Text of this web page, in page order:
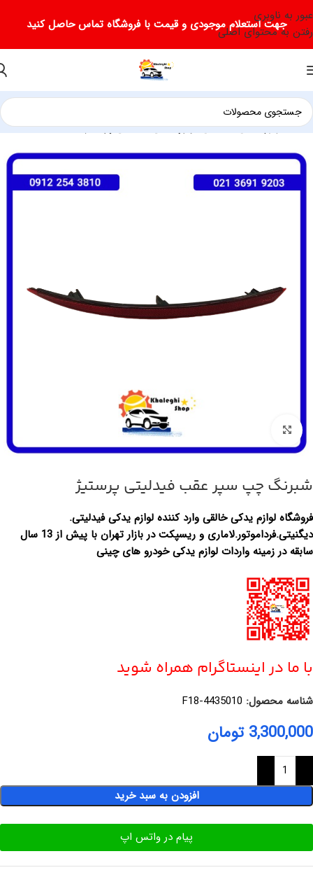
عبور به ناوبری
رفتن به محتوای اصلی
جهت استعلام موجودی و قیمت با فروشگاه تماس حاصل کنید
خانه لوازم یدکی فیدلیتی لوازم یدکی فیدلیتی پرستیژ
شبرنگ چپ سپر عقب فیدلیتی پرستیژ
فروشگاه لوازم یدکی خالقی وارد کننده لوازم یدکی فیدلیتی.
دیگنیتی.فرداموتور.لاماری و ریسپکت در بازار تهران با پیش از 13 سال
سابقه در زمینه واردات لوازم یدکی خودرو های چینی
با ما در اینستاگرام همراه شوید
شناسه محصول: F18-4435010
3,300,000 تومان
افزودن به سبد خرید
پیام در واتس اپ